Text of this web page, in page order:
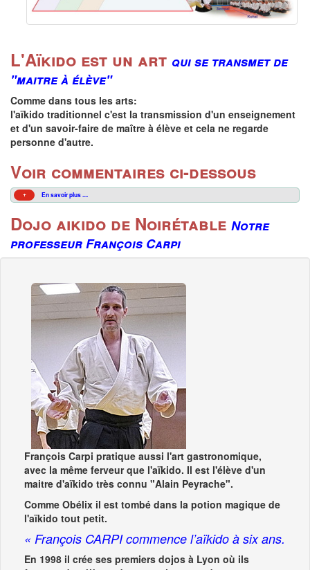
L'Aïkido est un art qui se transmet de
"maitre à élève"
Comme dans tous les arts:
l'aïkido traditionnel c'est la transmission d'un enseignement
et d'un savoir-faire de maître à élève et cela ne regarde
personne d'autre.
Voir commentaires ci-dessous
En savoir plus ....
Dojo aikido de Noirétable Notre
professeur François Carpi
François Carpi pratique aussi l'art gastronomique,
avec la même ferveur que l'aïkido. Il est l'élève d'un
maitre d'aïkido très connu "Alain Peyrache".
Comme Obélix il est tombé dans la potion magique de
l'aïkido tout petit.
« François CARPI commence l’aïkido à six ans.
En 1998 il crée ses premiers dojos à Lyon où ils